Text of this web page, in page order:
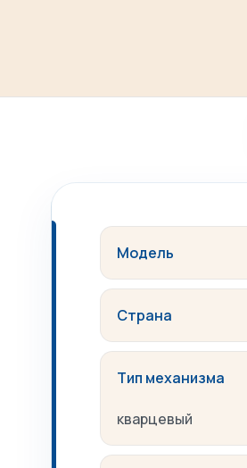
Модель
Страна
Тип механизма
кварцевый